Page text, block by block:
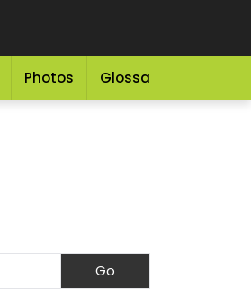
Photos Glossary